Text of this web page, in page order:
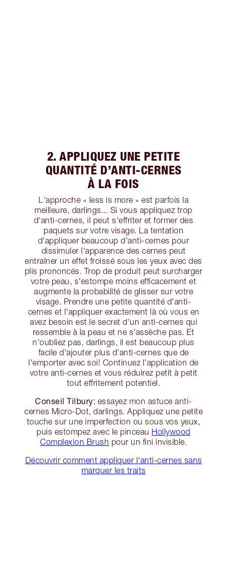
2. APPLIQUEZ UNE PETITE
QUANTITÉ D’ANTI-CERNES
À LA FOIS
L'approche « less is more » est parfois la
meilleure, darlings... Si vous appliquez trop
d'anti-cernes, il peut s'effriter et former des
paquets sur votre visage. La tentation
d'appliquer beaucoup d'anti-cernes pour
dissimuler l'apparence des cernes peut
entraîner un effet froissé sous les yeux avec des
plis prononcés. Trop de produit peut surcharger
votre peau, s'estompe moins efficacement et
augmente la probabilité de glisser sur votre
visage. Prendre une petite quantité d'anti-
cernes et l'appliquer exactement là où vous en
avez besoin est le secret d'un anti-cernes qui
ressemble à la peau et ne s'assèche pas. Et
n'oubliez pas, darlings, il est beaucoup plus
facile d'ajouter plus d'anti-cernes que de
l'emporter avec soi! Continuez l'application de
votre anti-cernes et vous réduirez petit à petit
tout effritement potentiel.
Conseil Tilbury: essayez mon astuce anti-
cernes Micro-Dot, darlings. Appliquez une petite
touche sur une imperfection ou sous vos yeux,
puis estompez avec le pinceau Hollywood
Complexion Brush pour un fini invisible.
Découvrir comment appliquer l'anti-cernes sans
marquer les traits